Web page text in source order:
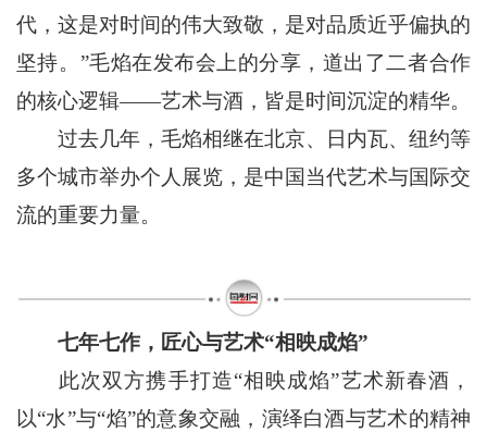
代，这是对时间的伟大致敬，是对品质近乎偏执的
坚持。”毛焰在发布会上的分享，道出了二者合作
的核心逻辑——艺术与酒，皆是时间沉淀的精华。
过去几年，毛焰相继在北京、日内瓦、纽约等
多个城市举办个人展览，是中国当代艺术与国际交
流的重要力量。
七年七作，匠心与艺术“相映成焰”
此次双方携手打造“相映成焰”艺术新春酒，
以“水”与“焰”的意象交融，演绎白酒与艺术的精神